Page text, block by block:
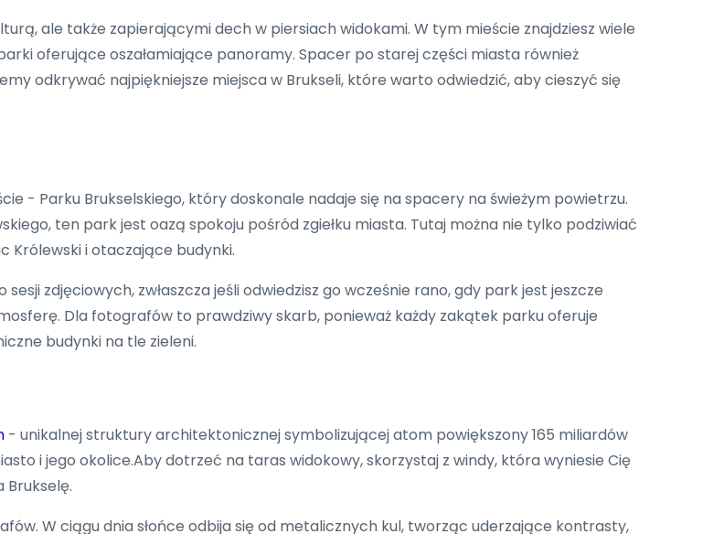
ale także zapierającymi dech w piersiach widokami. W tym mieście znajdziesz wiele
oferujące oszałamiające panoramy. Spacer po starej części miasta również
odkrywać najpiękniejsze miejsca w Brukseli, które warto odwiedzić, aby cieszyć się
- Parku Brukselskiego, który doskonale nadaje się na spacery na świeżym powietrzu.
ten park jest oazą spokoju pośród zgiełku miasta. Tutaj można nie tylko podziwiać
Królewski i otaczające budynki.
zdjęciowych, zwłaszcza jeśli odwiedzisz go wcześnie rano, gdy park jest jeszcze
Dla fotografów to prawdziwy skarb, ponieważ każdy zakątek parku oferuje
budynki na tle zieleni.
- unikalnej struktury architektonicznej symbolizującej atom powiększony 165 miliardów
i jego okolice.Aby dotrzeć na taras widokowy, skorzystaj z windy, która wyniesie Cię
W ciągu dnia słońce odbija się od metalicznych kul, tworząc uderzające kontrasty,